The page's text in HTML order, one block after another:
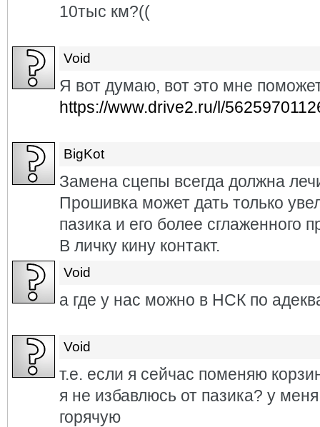
10тыс км?((
Void
Я вот думаю, вот это мне
https://www.drive2.ru/l/
BigKot
Замена сцепы всегда должна
Прошивка может дать только
пазика и его более сглаженного
В личку кину контакт.
Void
а где у нас можно в НСК по
Void
т.е. если я сейчас поменяю
я не избавлюсь от пазика? у
горячую